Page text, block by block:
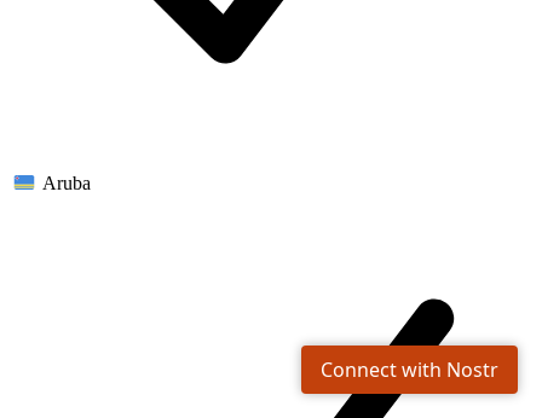
Aruba